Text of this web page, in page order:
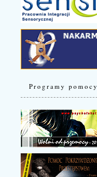
Programy pomocy